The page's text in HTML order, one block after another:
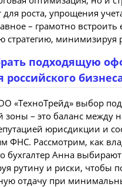
для роста, упрощения
– грамотно встроить
стратегию, минимизируя
подходящую
российского
«ТехноТрейд» выбор
– это баланс между
юрисдикции и
ФНС. Рассмотрим, как
бухгалтер Анна
рутину и риски, чтобы
отдачу при